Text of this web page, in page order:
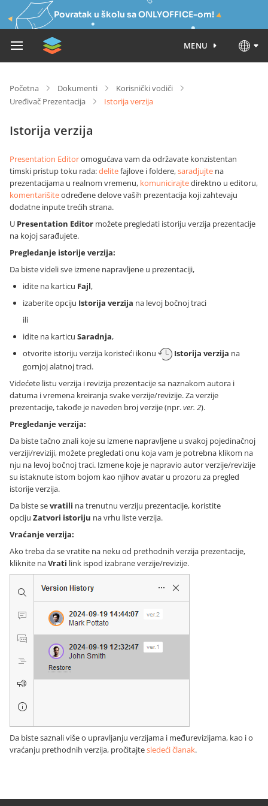
Povratak u školu sa ONLYOFFICE-om!
MENU
Početna Dokumenti
Korisnički vodiči
Uređivač Prezentacija
Istorija verzija
Istorija verzija
Presentation Editoromogućava vam da održavate konzistentan
timski pristup toku rada:delitefajlove i foldere,saradjujte na
prezentacijama u realnom vremenu, komunicirajtedirektno u editoru,
komentarišiteodređene delove vaših prezentacija koji zahtevaju
dodatne inpute trećih strana.
U Presentation Editor možete pregledati istoriju verzija prezentacije
na kojoj sarađujete.
Pregledanje istorije verzija:
Da biste videli sve izmene napravljene u prezentaciji,
idite na karticu Fajl,
izaberite opciju Istorija verzija na levoj bočnoj traci
ili
idite na karticu Saradnja,
otvorite istoriju verzija koristeći ikonu
Istorija verzija na
gornjoj alatnoj traci.
Videćete listu verzija i revizija prezentacije sa naznakom autora i
datuma i vremena kreiranja svake verzije/revizije. Za verzije
prezentacije, takođe je naveden broj verzije (npr.ver. 2).
Pregledanje verzija:
Da biste tačno znali koje su izmene napravljene u svakoj pojedinačnoj
verziji/reviziji, možete pregledati onu koja vam je potrebna klikom na
nju na levoj bočnoj traci. Izmene koje je napravio autor verzije/revizije
su istaknute istom bojom kao njihov avatar u prozoru za pregled
istorije verzija.
Da biste sevratili na trenutnu verziju prezentacije, koristite
opciju Zatvori istoriju na vrhu liste verzija.
Vraćanje verzija:
Ako treba da se vratite na neku od prethodnih verzija prezentacije,
kliknite naVrati link ispod izabrane verzije/revizije.
Da biste saznali više o upravljanju verzijama i međurevizijama, kao i o
vraćanju prethodnih verzija, pročitajtesledeći članak.